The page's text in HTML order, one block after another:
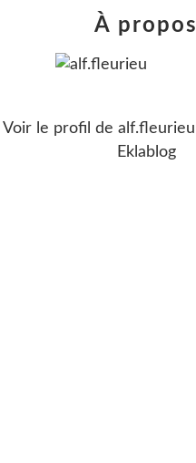
À propos
Voir le profil de alf.fleurieu
Eklablog